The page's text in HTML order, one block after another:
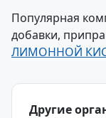
Популярная
добавки,
ЛИМОННОЙ
Другие